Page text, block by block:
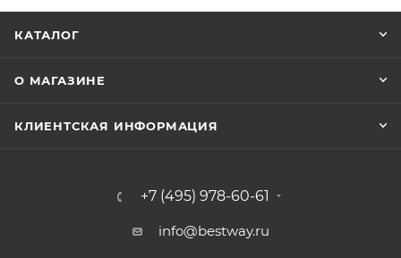
КАТАЛОГ
О МАГАЗИНЕ
КЛИЕНТСКАЯ ИНФОРМАЦИЯ
+7 (495) 978-60-61
info@bestway.ru